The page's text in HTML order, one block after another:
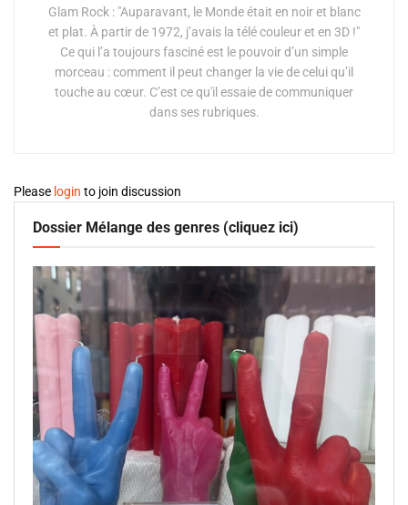
Glam Rock : "Auparavant, le Monde était en noir et blanc
et plat. À partir de 1972, j’avais la télé couleur et en 3D !"
Ce qui l’a toujours fasciné est le pouvoir d’un simple
morceau : comment il peut changer la vie de celui qu’il
touche au cœur. C’est ce qu'il essaie de communiquer
dans ses rubriques.
Please login to join discussion
Dossier Mélange des genres (cliquez ici)